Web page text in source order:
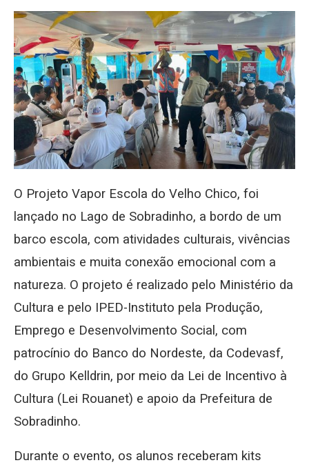
O Projeto Vapor Escola do Velho Chico, foi
lançado no Lago de Sobradinho, a bordo de um
barco escola, com atividades culturais, vivências
ambientais e muita conexão emocional com a
natureza. O projeto é realizado pelo Ministério da
Cultura e pelo IPED-Instituto pela Produção,
Emprego e Desenvolvimento Social, com
patrocínio do Banco do Nordeste, da Codevasf,
do Grupo Kelldrin, por meio da Lei de Incentivo à
Cultura (Lei Rouanet) e apoio da Prefeitura de
Sobradinho.
Durante o evento, os alunos receberam kits